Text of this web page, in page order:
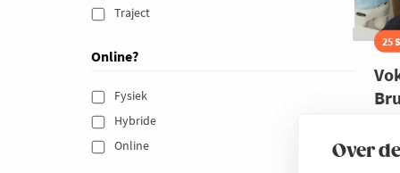
Over
Traject
Online?
Fysiek
Hybride
Online
25